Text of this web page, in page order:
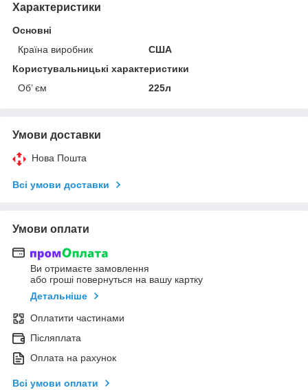
Характеристики
Основні
Країна виробник
США
Користувальницькі характеристики
Об’ єм
225л
Умови доставки
Нова Пошта
Всі умови доставки
Умови оплати
Ви отримаєте замовлення
або гроші повернуться на вашу картку
Детальніше
Оплатити частинами
Післяплата
Оплата на рахунок
Всі умови оплати